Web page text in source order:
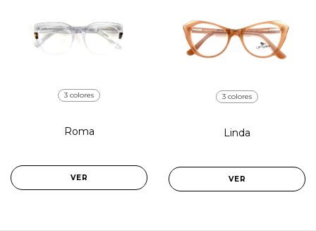
3 colores
Roma
VER
3 colores
Linda
VER